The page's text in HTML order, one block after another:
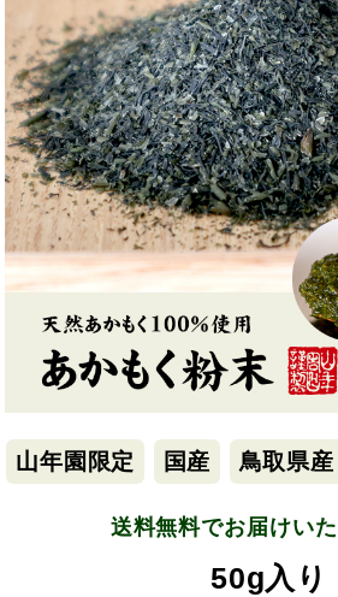
山年園限定 国産 鳥取県産
送料無料でお届けいた
50g入り